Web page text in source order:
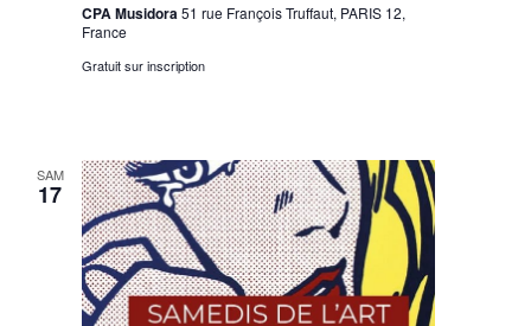
CPA Musidora51 rue François Truffaut, PARIS 12,
France
Gratuit sur inscription
SAM
17